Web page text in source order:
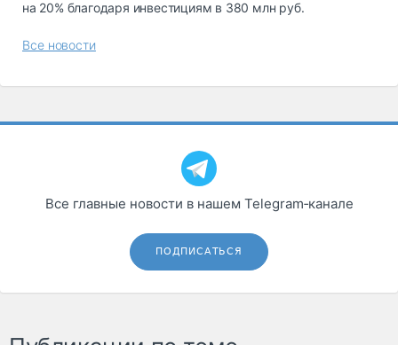
на 20% благодаря инвестициям в 380 млн руб.
Все новости
Все главные новости в нашем Telegram‑канале
ПОДПИСАТЬСЯ